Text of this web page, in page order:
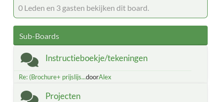
0 Leden en 3 gasten bekijken dit board.
Sub-Boards
Instructieboekje/tekeningen
Re: (Brochure+ prijslijs...doorAlex
Projecten